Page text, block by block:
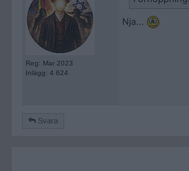
Reg: Mar 2023
Inlägg: 4 624
Nja...
Svara